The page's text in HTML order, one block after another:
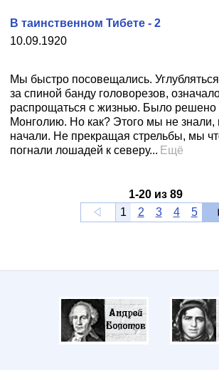
10.09.1920
В таинственном Тибете - 2
Мы быстро посовещались.
за спиной банду головорезов,
распрощаться с жизнью. Было решено
Монголию. Но как? Этого мы не знали,
начали. Не прекращая стрельбы, мы
погнали лошадей к северу... Ещё
1-20 из 89
1
2 3 4 5